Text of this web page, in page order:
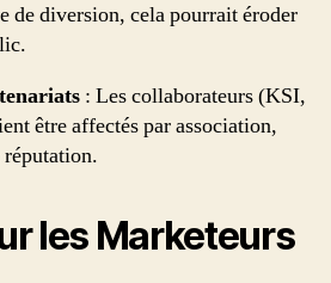
de diversion, cela pourrait éroder
: Les collaborateurs (KSI,
être affectés par association,
les Marketeurs